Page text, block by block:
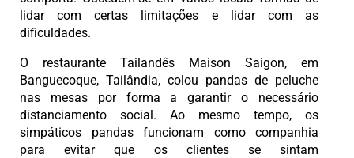
lidar com certas limitações e lidar com as
dificuldades.
O restaurante Tailandês Maison Saigon, em
Banguecoque, Tailândia, colou pandas de peluche
nas mesas por forma a garantir o necessário
distanciamento social. Ao mesmo tempo, os
simpáticos pandas funcionam como companhia
para evitar que os clientes se sintam